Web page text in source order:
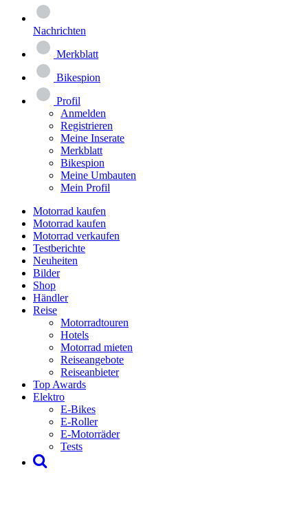
Nachrichten
Merkblatt
Bikespion
Profil
Anmelden
Registrieren
Meine Inserate
Merkblatt
Bikespion
Meine Umbauten
Mein Profil
Motorrad kaufen
Motorrad kaufen
Motorrad verkaufen
Testberichte
Neuheiten
Bilder
Shop
Händler
Reise
Motorradtouren
Hotels
Motorrad mieten
Reiseangebote
Reiseanbieter
Top Awards
Elektro
E-Bikes
E-Roller
E-Motorräder
Tests